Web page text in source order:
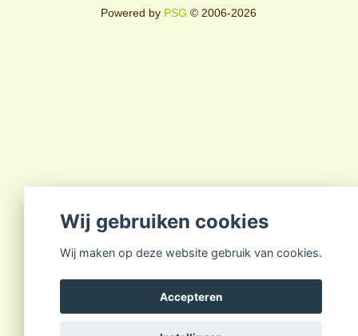
Powered by PSG © 2006-2026
Wij gebruiken cookies
Wij maken op deze website gebruik van cookies.
Accepteren